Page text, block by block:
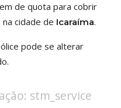
de quota para cobrir
cidade de Icaraíma.
pode se alterar
stm_service